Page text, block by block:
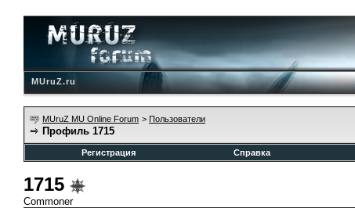
MUruZ.ru
MUruZ MU Online Forum > Пользователи
Профиль 1715
Регистрация
Справка
1715
Commoner